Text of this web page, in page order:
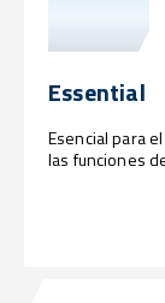
Essential
Esencial para
las funciones